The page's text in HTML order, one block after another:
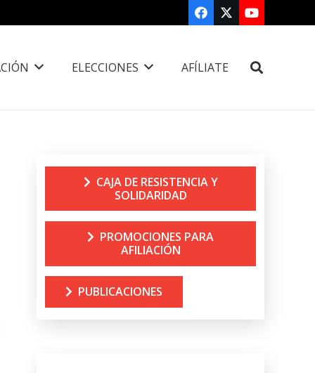
ELECCIONES AFÍLIATE
CAJA DE RESISTENCIA Y
SOLIDARIDAD
PROMOCIONES PARA
AFILIACIÓN
PUBLICACIONES